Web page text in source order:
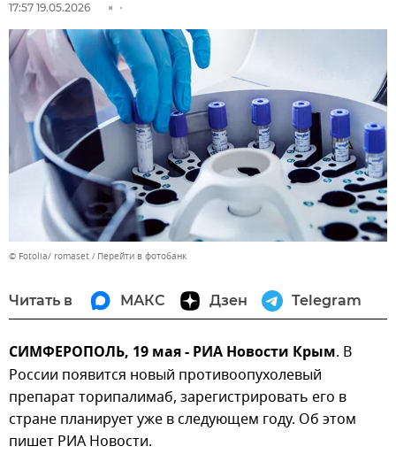
17:57 19.05.2026
© Fotolia/ romaset Перейти в фотобанк
Читать в МАКС Дзен Telegram
СИМФЕРОПОЛЬ, 19 мая - РИА Новости Крым. В
России появится новый противоопухолевый
препарат торипалимаб, зарегистрировать его в
стране планирует уже в следующем году. Об этом
пишет РИА Новости.